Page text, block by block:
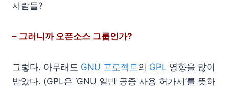
사람들?
– 그러니까 오픈소스 그룹인가?
그렇다. 아무래도 GNU 프로젝트의 GPL 영향을 많이
받았다. (GPL은 ‘GNU 일반 공중 사용 허가서’를 뜻하